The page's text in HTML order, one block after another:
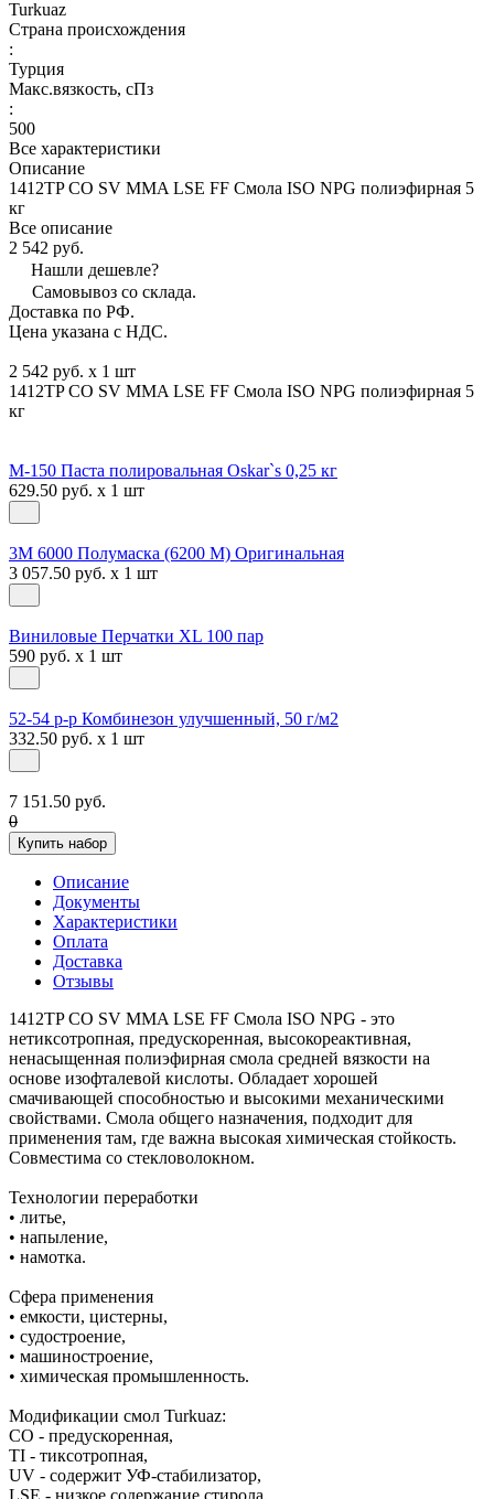
Turkuaz
Страна происхождения
:
Турция
Макс.вязкoсть, сПз
:
500
Все характеристики
Описание
1412TP CO SV MMA LSE FF Смола ISO NPG полиэфирная 5
кг
Все описание
2 542 руб.
Нашли дешевле?
Самовывоз со склада.
Доставка по РФ.
Цена указана с НДС.
2 542 руб. x 1 шт
1412TP CO SV MMA LSE FF Смола ISO NPG полиэфирная 5
кг
М-150 Паста полировальная Oskar`s 0,25 кг
629.50 руб. x 1 шт
3М 6000 Полумаска (6200 М) Оригинальная
3 057.50 руб. x 1 шт
Виниловые Перчатки XL 100 пар
590 руб. x 1 шт
52-54 р-р Комбинезон улучшенный, 50 г/м2
332.50 руб. x 1 шт
7 151.50 руб.
0
Купить набор
Описание
Документы
Характеристики
Оплата
Доставка
Отзывы
1412TP CO SV MMA LSE FF Смола ISO NPG - это
нетиксотропная, предускоренная, высокореактивная,
ненасыщенная полиэфирная смола средней вязкости на
основе изофталевой кислоты. Обладает хорошей
смачивающей способностью и высокими механическими
свойствами. Смола общего назначения, подходит для
применения там, где важна высокая химическая стойкость.
Совместима со стекловолокном.
Технологии переработки
• литье,
• напыление,
• намотка.
Сфера применения
• емкости, цистерны,
• судостроение,
• машиностроение,
• химическая промышленность.
Модификации смол Turkuaz:
CO - предускоренная,
TI - тиксотропная,
UV - содержит УФ-стабилизатор,
LSE - низкое содержание стирола,